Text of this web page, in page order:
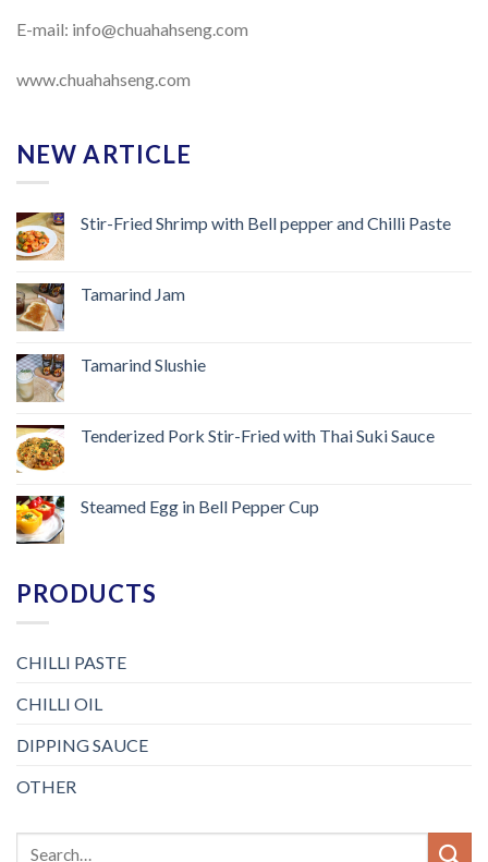
E-mail: info@chuahahseng.com
www.chuahahseng.com
NEW ARTICLE
Stir-Fried Shrimp with Bell pepper and Chilli Paste
Tamarind Jam
Tamarind Slushie
Tenderized Pork Stir-Fried with Thai Suki Sauce
Steamed Egg in Bell Pepper Cup
PRODUCTS
CHILLI PASTE
CHILLI OIL
DIPPING SAUCE
OTHER